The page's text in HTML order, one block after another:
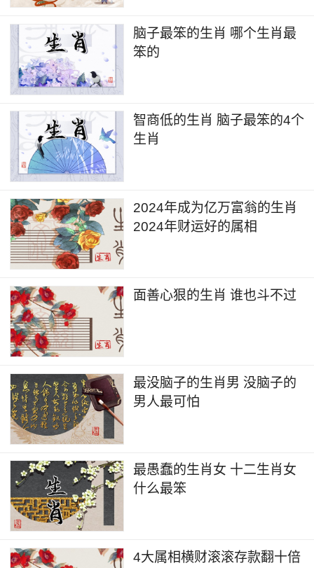
脑子最笨的生肖 哪个生肖最
笨的
智商低的生肖 脑子最笨的4个
生肖
2024年成为亿万富翁的生肖
2024年财运好的属相
面善心狠的生肖 谁也斗不过
最没脑子的生肖男 没脑子的
男人最可怕
最愚蠢的生肖女 十二生肖女
什么最笨
4大属相横财滚滚存款翻十倍